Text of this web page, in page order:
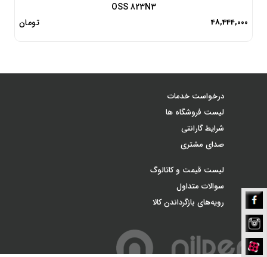
OSS 823N3
48,444,000 تومان
درخواست خدمات
لیست فروشگاه ها
شرایط گارانتی
صدای مشتری
لیست قیمت و کاتالوگ
سوالات متداول
رویه‌های بازگرداندن کالافیسبوک
نیلپر
آپارات